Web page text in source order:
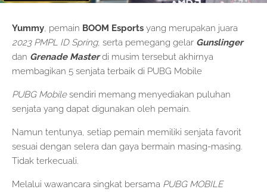
Yummy, pemain BOOM Esports yang merupakan juara
2023 PMPL ID Spring, serta pemegang gelar Gunslinger
dan Grenade Master di musim tersebut akhirnya
membagikan 5 senjata terbaik di PUBG Mobile
PUBG Mobilesendiri memang menyediakan puluhan
senjata yang dapat digunakan oleh pemain.
Namun tentunya, setiap pemain memiliki senjata favorit
sesuai dengan selera dan gaya bermain masing-masing.
Tidak terkecuali.
Melalui wawancara singkat bersama PUBG MOBILE